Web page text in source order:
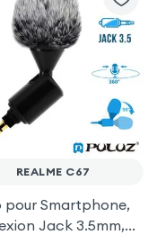
REALME C67
pour Smartphone,
Jack 3.5mm,